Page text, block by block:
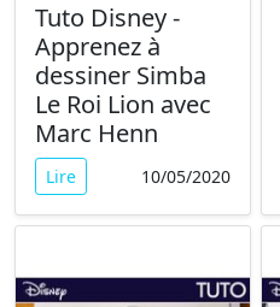
Tuto Disney -
Apprenez à
dessiner Simba
Le Roi Lion avec
Marc Henn
Lire 10/05/2020